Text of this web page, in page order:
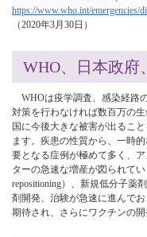
https://www.who.int/emergencies/
（2020年3月30日）
WHO、日本政府
WHOは疫学調査、感染経路
対策を行わなければ数百万の
国に今後大きな被害が出るこ
ます。疾患の性質から、一時
要となる症例が極めて多く、
ターの急速な増産が図られて
repositioning）、新規低分子薬
剤開発、治験が急速に進んで
期待され、さらにワクチンの開